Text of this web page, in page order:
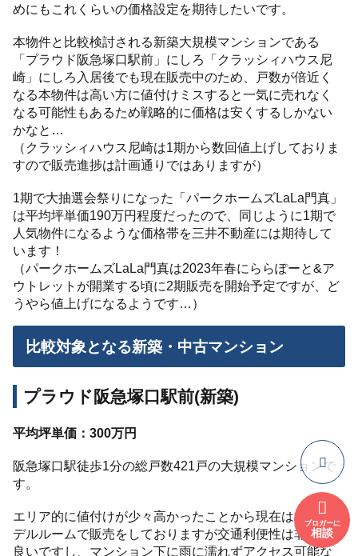
めにもこれくらいの価格設定を期待したいです。
本物件と比較検討される新築大規模マンションである
「プラウド阪急塚口駅前」にしろ「クラッシィハウス尼
崎」にしろ入居後でも現在販売中のため、戸数が倍近く
なる本物件は高い方に値付けミスすると一気に売れなく
なる可能性もあるため戦略的に価格は安くするしかない
かなと…
（クラッシィハウス尼崎は1期から数回値上げしておりま
すので販売進捗は計画通りではありますが）
1期で大抽選会祭りになった「パークホームズLaLa門真」
は平均坪単価190万円程度だったので、同じように1期で
人気物件になるような価格帯を三井不動産には期待して
います！
（パークホームズLaLa門真は2023年春にららぽーと&ア
ウトレットが開業する頃に2期販売を開始予定ですが、ど
うやら値上げになるようです…）
比較対象となる新築・中古マンション
プラウド阪急塚口駅前(新築)
平均坪単価：300万円
阪急塚口駅徒歩1分の総戸数421戸の大規模マンションで
す。
エリア的に値付けが少々高かったことから現在は棟内モ
デルルームで販売をしておりますが交通利便性は非常に
良いですし、マンション下に雨に濡れずアクセス可能な
ブロガーに
相談